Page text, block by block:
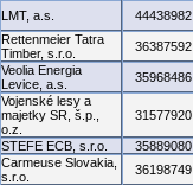
LMT, a.s. 44438982
Rettenmeier Tatra
Timber, s.r.o.
36387592
Veolia Energia
Levice, a.s.
35968486
Vojenské lesy a
majetky SR, š.p.,
o.z.
31577920
STEFE ECB, s.r.o. 35889080
Carmeuse Slovakia,
s.r.o.
36198749